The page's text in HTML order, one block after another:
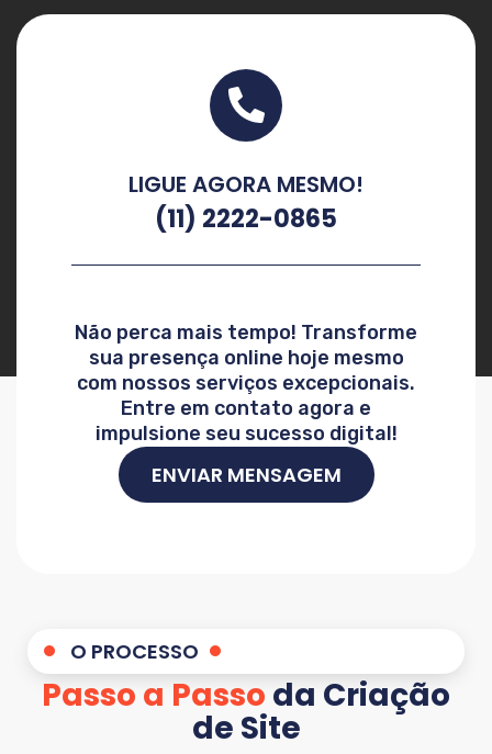
LIGUE AGORA MESMO!
(11) 2222-0865
Não perca mais tempo! Transforme
sua presença online hoje mesmo
com nossos serviços excepcionais.
Entre em contato agora e
impulsione seu sucesso digital!
ENVIAR MENSAGEM
O PROCESSO
Passo a Passo da Criação
de Site